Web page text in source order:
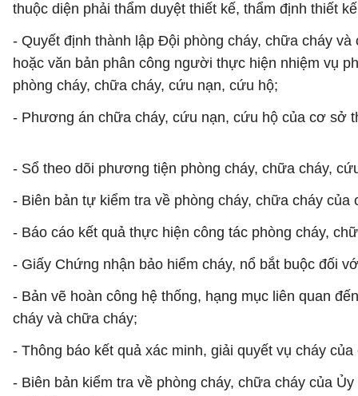
thuộc diện phải thẩm duyệt thiết kế, thẩm định thiết
- Quyết định thành lập Đội phòng cháy, chữa cháy
hoặc văn bản phân công người thực hiện nhiệm vụ
phòng cháy, chữa cháy, cứu nạn, cứu hộ;
- Phương án chữa cháy, cứu nạn, cứu hộ của cơ sở
- Sổ theo dõi phương tiện phòng cháy, chữa cháy,
- Biên bản tự kiểm tra về phòng cháy, chữa cháy
- Báo cáo kết quả thực hiện công tác phòng cháy,
- Giấy Chứng nhận bảo hiểm cháy, nổ bắt buộc đối
- Bản vẽ hoàn công hệ thống, hạng mục liên quan
cháy và chữa cháy;
- Thông báo kết quả xác minh, giải quyết vụ cháy
- Biên bản kiểm tra về phòng cháy, chữa cháy của